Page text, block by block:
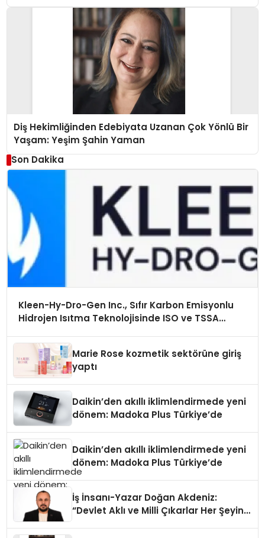
Diş Hekimliğinden Edebiyata Uzanan Çok Yönlü Bir
Yaşam: Yeşim Şahin Yaman
Son Dakika
Kleen-Hy-Dro-Gen Inc., Sıfır Karbon Emisyonlu
Hidrojen Isıtma Teknolojisinde ISO ve TSSA
Marie Rose kozmetik sektörüne giriş
yaptı
Daikin’den akıllı iklimlendirmede yeni
dönem: Madoka Plus Türkiye’de
Daikin’den akıllı iklimlendirmede yeni
dönem: Madoka Plus Türkiye’de
İş İnsanı-Yazar Doğan Akdeniz:
“Devlet Aklı ve Milli Çıkarlar Her Şeyin